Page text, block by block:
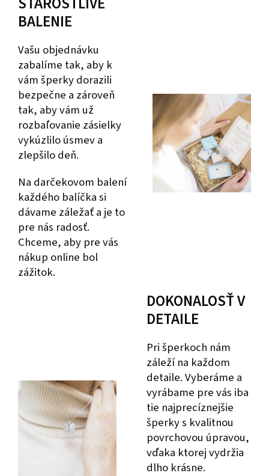
BALENIE
Vašu objednávku
zabalíme tak, aby k
vám šperky dorazili
bezpečne a zároveň
tak, aby vám už
rozbaľovanie zásielky
vykúzlilo úsmev a
zlepšilo deň.
Na darčekovom balení
každého balíčka si
dávame záležať a je to
pre nás radosť.
Chceme, aby pre vás
nákup online bol
zážitok.
DOKONALOSŤ V
DETAILE
Pri šperkoch nám
záleží na každom
detaile. Vyberáme a
vyrábame pre vás iba
tie najprecíznejšie
šperky s kvalitnou
povrchovou úpravou,
vďaka ktorej vydržia
dlho krásne.